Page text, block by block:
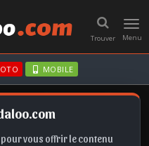
vous offrir le contenu
Menu
Trouver
MOBILE